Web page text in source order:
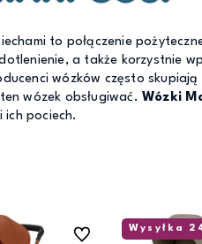
to połączenie
a także korzystnie
wózków często
wózek obsługiwać. Wózki
ich pociech.
Do ulubionych
Wysyłka